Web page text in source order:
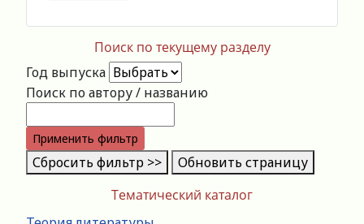
Тематический каталог
Поиск по текущему разделу
Год выпуска
Поиск по автору / названию
Применить фильтр
Сбросить фильтр >> Обновить страницу